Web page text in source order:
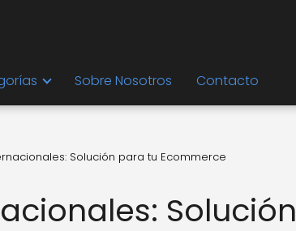
Sobre Nosotros Contacto
Solución para tu Ecommerce
Solución